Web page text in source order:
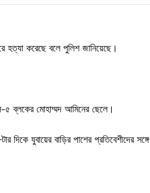
হত্যা করেছে বলে পুলিশ জানিয়েছে।
৫ ব্লকের মোহাম্মদ আমিনের ছেলে।
দিকে যুবায়ের বাড়ির পাশের প্রতিবেশীদের